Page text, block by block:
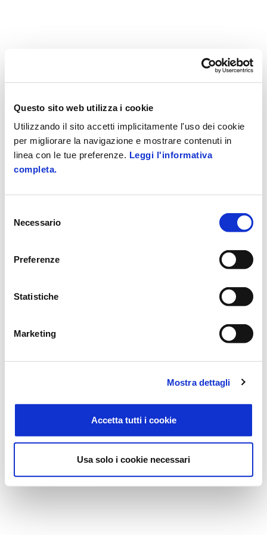
Questo sito web utilizza i cookie
Utilizzando il sito accetti implicitamente l'uso dei cookie
per migliorare la navigazione e mostrare contenuti in
linea con le tue preferenze. Leggi l'informativa
completa.
delNecessario
Preferenze
Statistiche
Marketing
Mostra dettagli
Accetta tutti i cookie
Usa solo i cookie necessari